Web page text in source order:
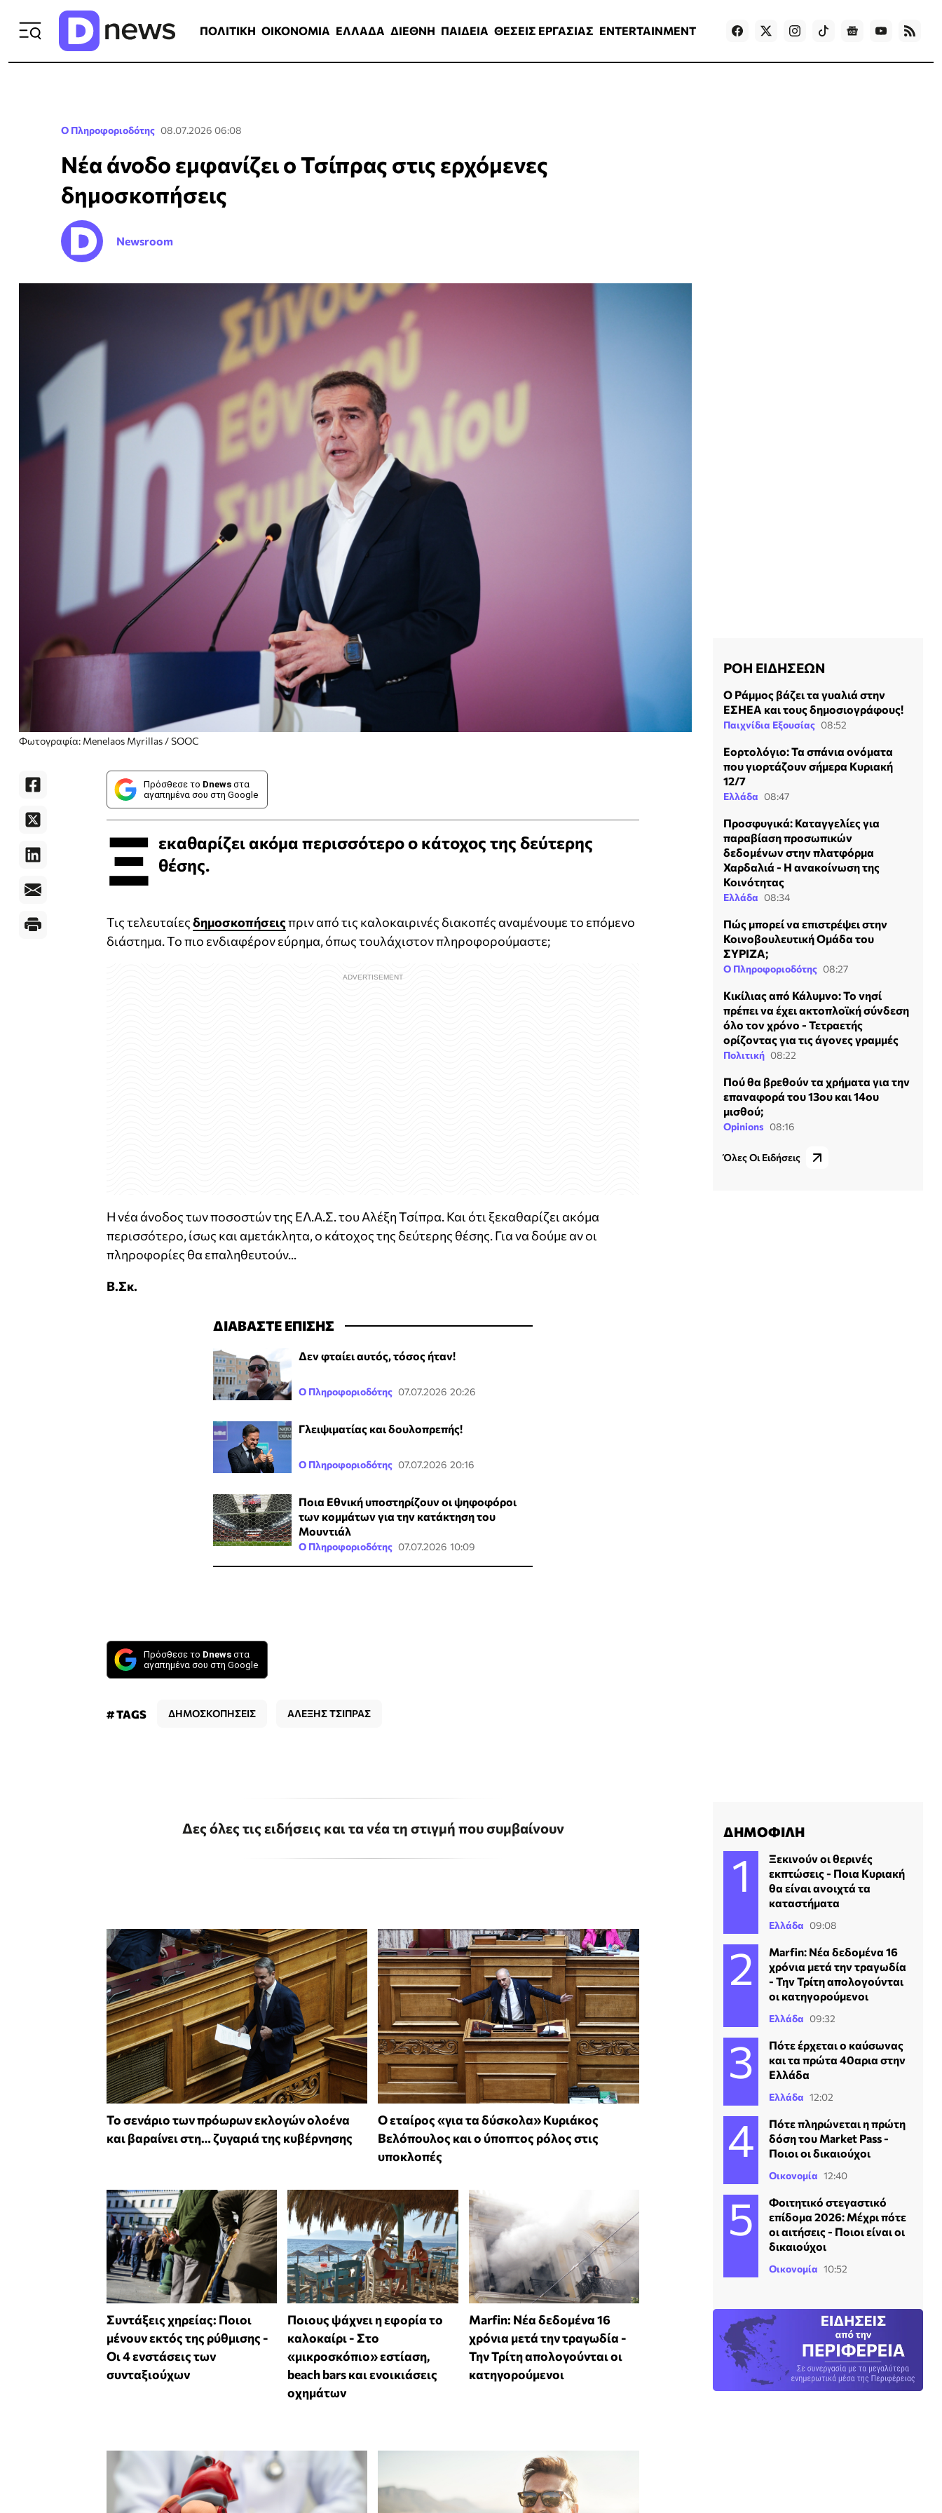
ΠΟΛΙΤΙΚΗ ΟΙΚΟΝΟΜΙΑ ΕΛΛΑΔΑ ΔΙΕΘΝΗ ΠΑΙΔΕΙΑ ΘΕΣΕΙΣ ΕΡΓΑΣΙΑΣ ENTERTAINMENT Games
Ο Πληροφοριοδότης 08.07.2026 06:08
Νέα άνοδο εμφανίζει ο Τσίπρας στις ερχόμενες
δημοσκοπήσεις
Newsroom
Φωτογραφία: Menelaos Myrillas / SOOC
Πρόσθεσε το Dnews στα
αγαπημένα σου στη Google
Ξ εκαθαρίζει ακόμα περισσότερο ο κάτοχος της δεύτερης
θέσης.
Τις τελευταίεςδημοσκοπήσειςπριν από τις καλοκαιρινές διακοπές αναμένουμε το επόμενο
διάστημα. Το πιο ενδιαφέρον εύρημα, όπως τουλάχιστον πληροφορούμαστε;
Η νέα άνοδος των ποσοστών της ΕΛ.Α.Σ. του Αλέξη Τσίπρα. Και ότι ξεκαθαρίζει ακόμα
περισσότερο, ίσως και αμετάκλητα, ο κάτοχος της δεύτερης θέσης. Για να δούμε αν οι
πληροφορίες θα επαληθευτούν...
Β.Σκ.
ΔΙΑΒΑΣΤΕ ΕΠΙΣΗΣ
Δεν φταίει αυτός, τόσος ήταν!
Ο Πληροφοριοδότης 07.07.2026 20:26
Γλειψιματίας και δουλοπρεπής!
Ο Πληροφοριοδότης 07.07.2026 20:16
Ποια Εθνική υποστηρίζουν οι ψηφοφόροι
των κομμάτων για την κατάκτηση του
Μουντιάλ
Ο Πληροφοριοδότης 07.07.2026 10:09
Πρόσθεσε το Dnews στα
αγαπημένα σου στη Google
# TAGS ΔΗΜΟΣΚΟΠΗΣΕΙΣ ΑΛΕΞΗΣ ΤΣΙΠΡΑΣ
Δες όλες τις ειδήσεις και τα νέα τη στιγμή που συμβαίνουν
Το σενάριο των πρόωρων εκλογών ολοένα
και βαραίνει στη… ζυγαριά της κυβέρνησης
Ο εταίρος «για τα δύσκολα» Κυριάκος
Βελόπουλος και ο ύποπτος ρόλος στις
υποκλοπές
Συντάξεις χηρείας: Ποιοι
μένουν εκτός της ρύθμισης -
Οι 4 ενστάσεις των
συνταξιούχων
Ποιους ψάχνει η εφορία το
καλοκαίρι - Στο
«μικροσκόπιο» εστίαση,
beach bars και ενοικιάσεις
οχημάτων
Marfin: Νέα δεδομένα 16
χρόνια μετά την τραγωδία -
Την Τρίτη απολογούνται οι
κατηγορούμενοι
ΡΟΗ ΕΙΔΗΣΕΩΝ
Ο Ράμμος βάζει τα γυαλιά στην
ΕΣΗΕΑ και τους δημοσιογράφους!
Παιχνίδια Εξουσίας 08:52
Εορτολόγιο: Τα σπάνια ονόματα
που γιορτάζουν σήμερα Κυριακή
12/7
Ελλάδα 08:47
Προσφυγικά: Καταγγελίες για
παραβίαση προσωπικών
δεδομένων στην πλατφόρμα
Χαρδαλιά - Η ανακοίνωση της
Κοινότητας
Ελλάδα 08:34
Πώς μπορεί να επιστρέψει στην
Κοινοβουλευτική Ομάδα του
ΣΥΡΙΖΑ;
Ο Πληροφοριοδότης 08:27
Κικίλιας από Κάλυμνο: Το νησί
πρέπει να έχει ακτοπλοϊκή σύνδεση
όλο τον χρόνο - Τετραετής
ορίζοντας για τις άγονες γραμμές
Πολιτική 08:22
Πού θα βρεθούν τα χρήματα για την
επαναφορά του 13ου και 14ου
μισθού;
Opinions 08:16
Όλες Οι Ειδήσεις
ΔΗΜΟΦΙΛΗ
Ξεκινούν οι θερινές
εκπτώσεις - Ποια Κυριακή
θα είναι ανοιχτά τα
καταστήματα
Ελλάδα 09:08
Marfin: Νέα δεδομένα 16
χρόνια μετά την τραγωδία
- Την Τρίτη απολογούνται
οι κατηγορούμενοι
Ελλάδα 09:32
Πότε έρχεται ο καύσωνας
και τα πρώτα 40αρια στην
Ελλάδα
Ελλάδα 12:02
Πότε πληρώνεται η πρώτη
δόση του Market Pass -
Ποιοι οι δικαιούχοι
Οικονομία 12:40
Φοιτητικό στεγαστικό
επίδομα 2026: Μέχρι πότε
οι αιτήσεις - Ποιοι είναι οι
δικαιούχοι
Οικονομία 10:52